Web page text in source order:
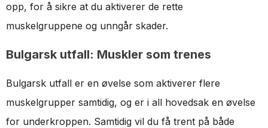
opp, for å sikre at du aktiverer de rette
muskelgruppene og unngår skader.
Bulgarsk utfall: Muskler som trenes
Bulgarsk utfall er en øvelse som aktiverer flere
muskelgrupper samtidig, og er i all hovedsak en øvelse
for underkroppen. Samtidig vil du få trent på både